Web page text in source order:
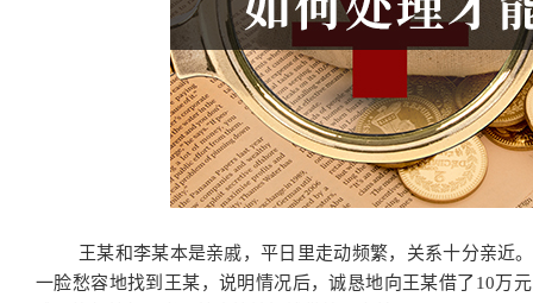
王某和李某本是亲戚，平日里走动频繁，关系十分亲近
一脸愁容地找到王某，说明情况后，诚恳地向王某借了10万